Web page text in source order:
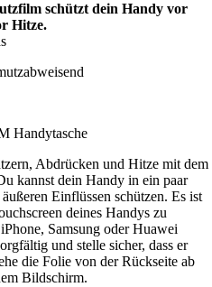
schützt dein Handy vor
Hitze.
Handytasche
Abdrücken und Hitze mit dem
kannst dein Handy in ein paar
Einflüssen schützen. Es ist
deines Handys zu
Samsung oder Huawei
und stelle sicher, dass er
die Folie von der Rückseite ab
Bildschirm.